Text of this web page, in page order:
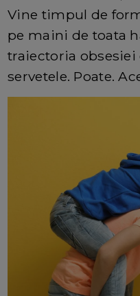
Vine timpul de
pe maini de toata
traiectoria
servetele. Poate.